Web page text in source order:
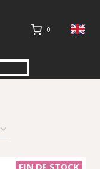
0
FIN DE STOCK